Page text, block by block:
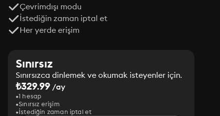
Çevrimdışı modu
İstediğin zaman iptal et
Her yerde erişim
Sınırsız
Sınırsızca dinlemek ve okumak isteyenler için.
₺329.99 /ay
1 hesap
Sınırsız erişim
İstediğin zaman iptal et